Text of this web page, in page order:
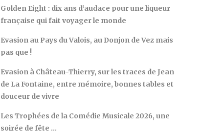
Golden Eight : dix ans d’audace pour une liqueur
française qui fait voyager le monde
Evasion au Pays du Valois, au Donjon de Vez mais
pas que !
Evasion à Château-Thierry, sur les traces de Jean
de La Fontaine, entre mémoire, bonnes tables et
douceur de vivre
Les Trophées de la Comédie Musicale 2026, une
soirée de fête …